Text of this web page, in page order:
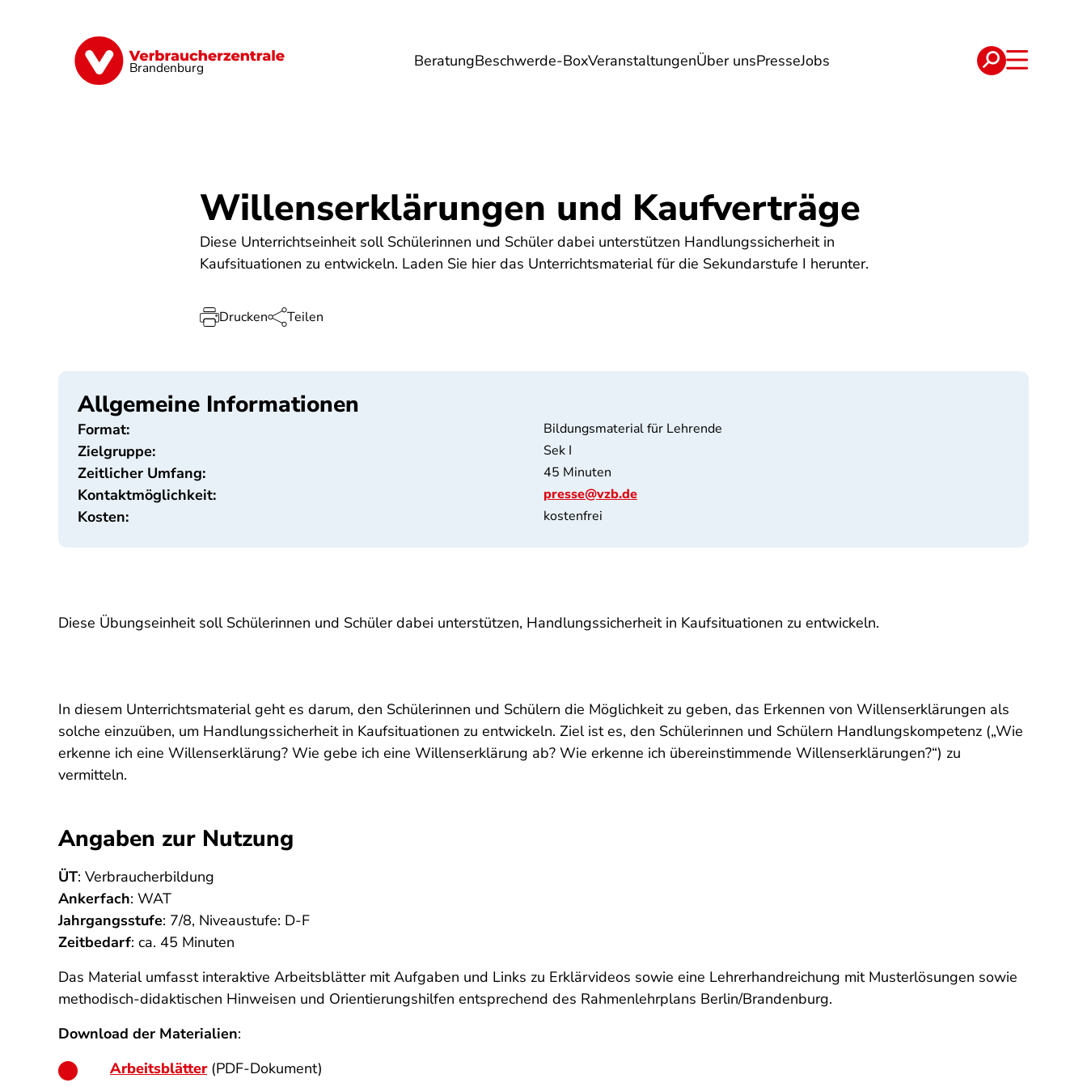
Brandenburg BeratungBeschwerde-BoxVeranstaltungenÜber unsPresseJobs
Finanzen Digitales Lebensmittel Umwelt Gesundheit Energie Reise Verträge
Willenserklärungen und Kaufverträge
Diese Unterrichtseinheit soll Schülerinnen und Schüler dabei unterstützen Handlungssicherheit in
Kaufsituationen zu entwickeln. Laden Sie hier das Unterrichtsmaterial für die Sekundarstufe I herunter.
Drucken Teilen
Allgemeine Informationen
Format: Bildungsmaterial für Lehrende
Zielgruppe: Sek I
Zeitlicher Umfang: 45 Minuten
Kontaktmöglichkeit: presse@vzb.de
Kosten: kostenfrei
Diese Übungseinheit soll Schülerinnen und Schüler dabei unterstützen, Handlungssicherheit in Kaufsituationen zu entwickeln.
In diesem Unterrichtsmaterial geht es darum, den Schülerinnen und Schülern die Möglichkeit zu geben, das Erkennen von Willenserklärungen als
solche einzuüben, um Handlungssicherheit in Kaufsituationen zu entwickeln. Ziel ist es, den Schülerinnen und Schülern Handlungskompetenz („Wie
erkenne ich eine Willenserklärung? Wie gebe ich eine Willenserklärung ab? Wie erkenne ich übereinstimmende Willenserklärungen?“) zu
vermitteln.
Angaben zur Nutzung
ÜT: Verbraucherbildung
Ankerfach: WAT
Jahrgangsstufe: 7/8, Niveaustufe: D-F
Zeitbedarf: ca. 45 Minuten
Das Material umfasst interaktive Arbeitsblätter mit Aufgaben und Links zu Erklärvideos sowie eine Lehrerhandreichung mit Musterlösungen sowie
methodisch-didaktischen Hinweisen und Orientierungshilfen entsprechend des Rahmenlehrplans Berlin/Brandenburg.
Download der Materialien:
Arbeitsblätter(PDF-Dokument)